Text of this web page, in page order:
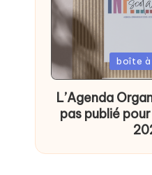
Posted
in
boîte
L’Agenda
pas publié